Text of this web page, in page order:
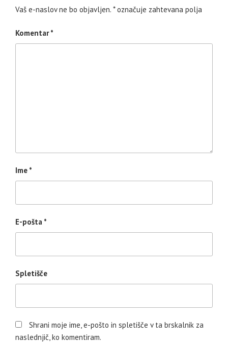
Vaš e-naslov ne bo objavljen. *označuje zahtevana polja
Komentar*
Ime *
E-pošta *
Spletišče
Shrani moje ime, e-pošto in spletišče v ta brskalnik za
naslednjič, ko komentiram.